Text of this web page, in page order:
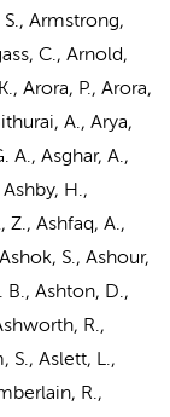
Armstrong,
C., Arnold,
Arora, P., Arora,
A., Arya,
A., Asghar, A.,
H.,
Z., Ashfaq, A.,
S., Ashour,
B., Ashton, D.,
R.,
S., Aslett, L.,
R.,